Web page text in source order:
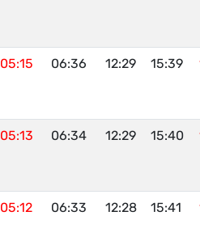
05:15 06:36 12:29 15:39
05:13 06:34 12:29 15:40
05:12 06:33 12:28 15:41